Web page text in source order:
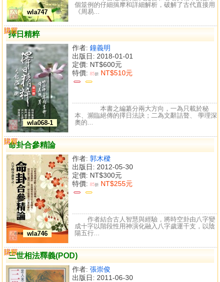
wla747
個筮例的仔細揣摩和詳細解析，破解了古代直接用
《周易...
擇日精粹
wla068-1
作者: 鐘義明
出版日: 2018-01-01
定價: NT$600元
特價: 85折 NT$510元
購買
比較
本書之編纂分兩大方向，一為只載於秘
本、瀕臨絕傳的擇日法訣；二為文辭詰聱、 學理深
奧的...
命卦合參精論
wla746
作者: 郭木樑
出版日: 2012-05-30
定價: NT$300元
特價: 85折 NT$255元
購買
比較
作者結合古人智慧與經驗，將時空卦由八字變
成十字以階段性用神演化融入八字歲運干支，以陰
陽五行...
三世相法釋義(POD)
作者: 張崇俊
出版日: 2011-06-30
購買
比較